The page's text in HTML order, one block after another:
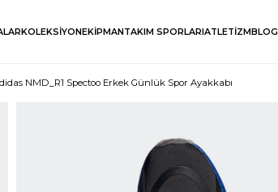
KOLEKSİYONEKİPMANTAKIM SPORLARIATLETİZMBLOG
NMD_R1 Spectoo Erkek Günlük Spor Ayakkabı